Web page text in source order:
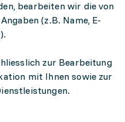
bearbeiten wir die von
(z.B. Name, E-
zur Bearbeitung
mit Ihnen sowie zur